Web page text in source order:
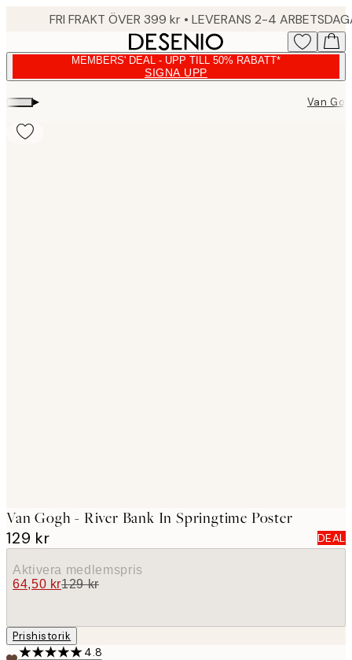
FRI FRAKT ÖVER 399 kr • LEVERANS 2-4
MEMBERS' DEAL - UPP TILL 50% RABATT*
SIGNA UPP
▸ Van
Van Gogh - River Bank In Springtime Poster
129 kr DEAL
Aktivera medlemspris
64,50 kr129 kr
Prishistorik
4.8